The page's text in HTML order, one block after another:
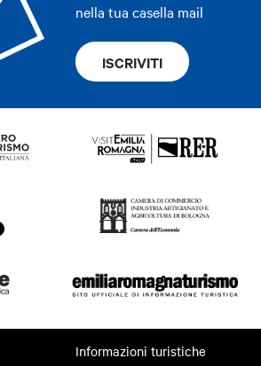
nella tua casella mail
ISCRIVITI
Informazioni turistiche